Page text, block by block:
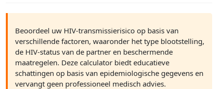
Beoordeel uw HIV-transmissierisico op basis van
verschillende factoren, waaronder het type blootstelling,
de HIV-status van de partner en beschermende
maatregelen. Deze calculator biedt educatieve
schattingen op basis van epidemiologische gegevens en
vervangt geen professioneel medisch advies.